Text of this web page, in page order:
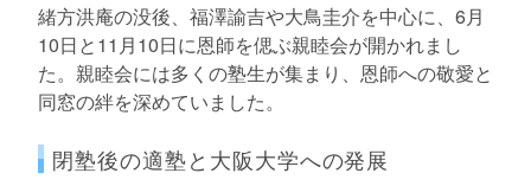
緒方洪庵の没後、福澤諭吉や大鳥圭介を中心に、6月
10日と11月10日に恩師を偲ぶ親睦会が開かれまし
た。親睦会には多くの塾生が集まり、恩師への敬愛と
同窓の絆を深めていました。
閉塾後の適塾と大阪大学への発展